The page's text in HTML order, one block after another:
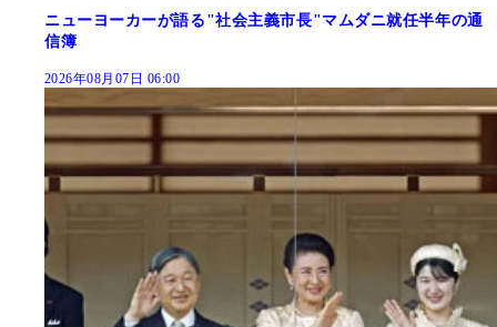
ニューヨーカーが語る"社会主義市長"マムダニ就任半年の通
信簿
2026年08月07日 06:00